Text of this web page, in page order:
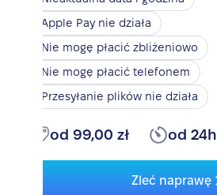
Apple Pay nie działa
Nie mogę płacić zbliżeniowo
Nie mogę płacić telefonem
Przesyłanie plików nie działa
od 99,00 zł od 24h
Zleć naprawę